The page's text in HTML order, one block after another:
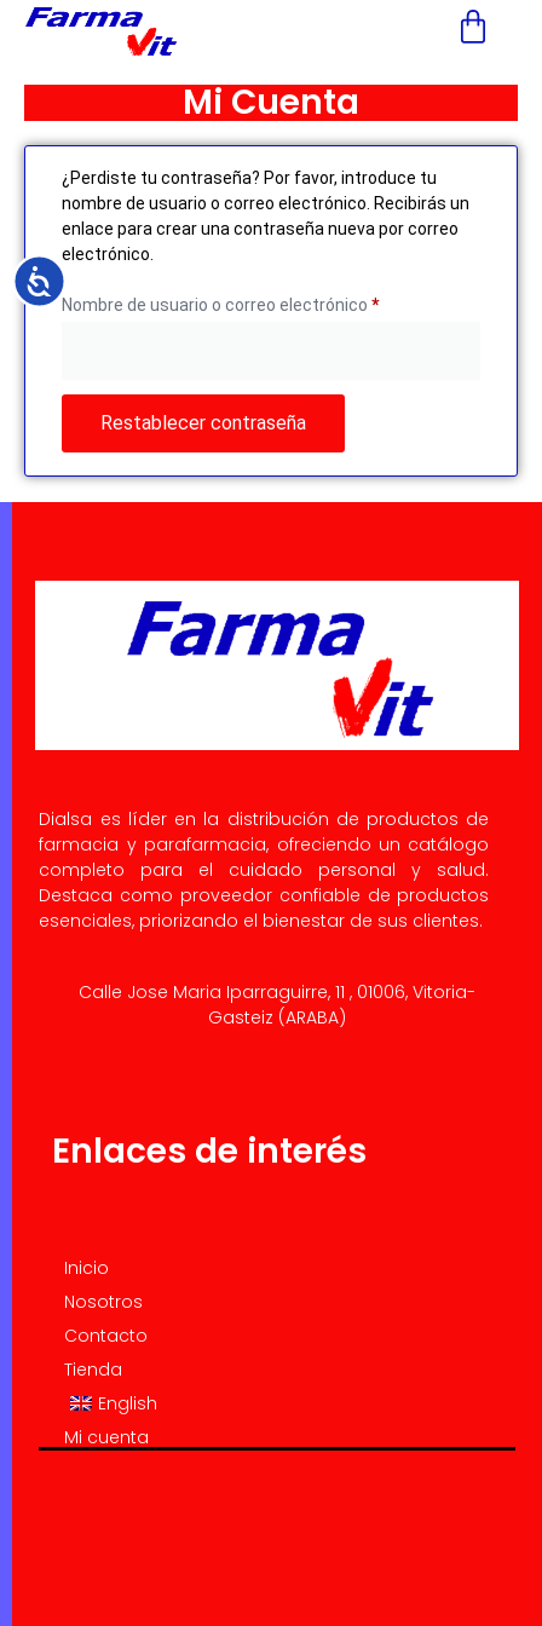
Nota:
sistema
accesibilidad.
Accesibilidad
Mi Cuenta
¿Perdiste tu contraseña? Por favor, introduce tu
nombre de usuario o correo electrónico. Recibirás un
enlace para crear una contraseña nueva por correo
electrónico.
Nombre de usuario o correo electrónico *
Restablecer contraseña
Dialsa es líder en la distribución de productos de
farmacia y parafarmacia, ofreciendo un catálogo
completo para el cuidado personal y salud.
Destaca como proveedor confiable de productos
esenciales, priorizando el bienestar de sus clientes.
Calle Jose Maria Iparraguirre, 11 , 01006, Vitoria-
Gasteiz (ARABA)
Enlaces de interés
Inicio
Nosotros
Contacto
Tienda
English
Mi cuenta